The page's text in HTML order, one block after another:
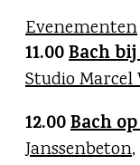
Evenementen
11.00Bach
Studio
12.00Bach
Janssenbeton